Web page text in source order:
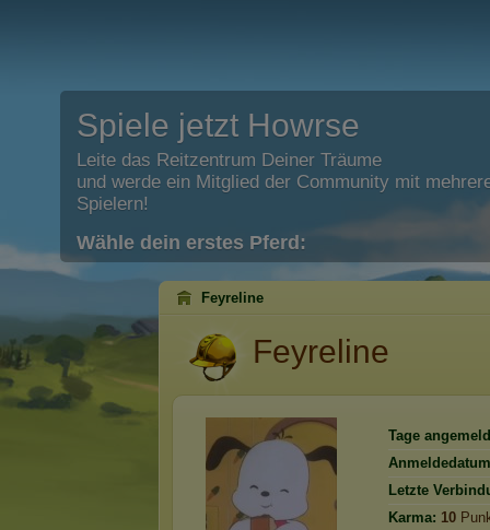
Spiele jetzt Howrse
Leite das Reitzentrum Deiner Träume
und werde ein Mitglied der Community mit
Spielern!
Wähle dein erstes Pferd:
Feyreline
Feyreline
Tage
Letzte
Karma: 10